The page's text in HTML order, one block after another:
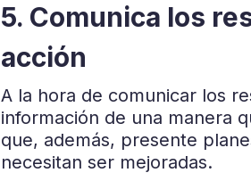
5. Comunica los
acción
A la hora de comunicar los
información de una manera
que, además, presente
necesitan ser mejoradas.